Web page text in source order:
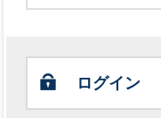
ログイン